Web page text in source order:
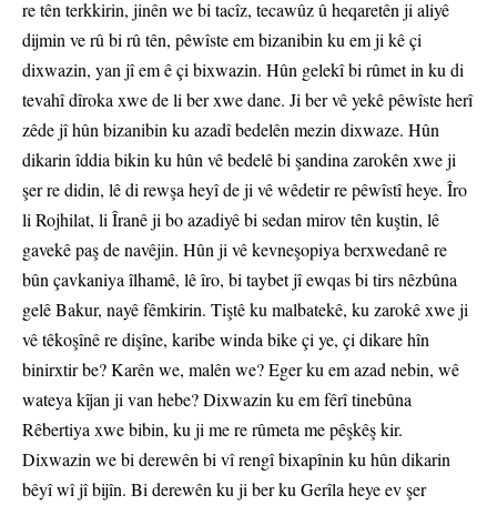
re tên terkkirin, jinên we bi tacîz, tecawûz û heqaretên ji aliyê
dijmin ve rû bi rû tên, pêwîste em bizanibin ku em ji kê çi
dixwazin, yan jî em ê çi bixwazin. Hûn gelekî bi rûmet in ku di
tevahî dîroka xwe de li ber xwe dane. Ji ber vê yekê pêwîste herî
zêde jî hûn bizanibin ku azadî bedelên mezin dixwaze. Hûn
dikarin îddia bikin ku hûn vê bedelê bi şandina zarokên xwe ji
şer re didin, lê di rewşa heyî de ji vê wêdetir re pêwîstî heye. Îro
li Rojhilat, li Îranê ji bo azadiyê bi sedan mirov tên kuştin, lê
gavekê paş de navêjin. Hûn ji vê kevneşopiya berxwedanê re
bûn çavkaniya îlhamê, lê îro, bi taybet jî ewqas bi tirs nêzbûna
gelê Bakur, nayê fêmkirin. Tiştê ku malbatekê, ku zarokê xwe ji
vê têkoşînê re dişîne, karibe winda bike çi ye, çi dikare hîn
binirxtir be? Karên we, malên we? Eger ku em azad nebin, wê
wateya kîjan ji van hebe? Dixwazin ku em fêrî tinebûna
Rêbertiya xwe bibin, ku ji me re rûmeta me pêşkêş kir.
Dixwazin we bi derewên bi vî rengî bixapînin ku hûn dikarin
bêyî wî jî bijîn. Bi derewên ku ji ber ku Gerîla heye ev şer